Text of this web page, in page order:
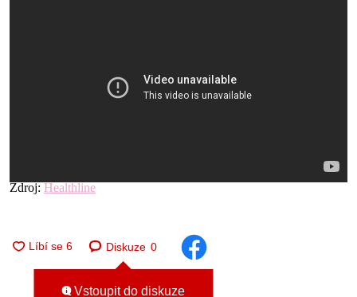
Zdroj: Healthline
Diskuze 0
Vstoupit do diskuze